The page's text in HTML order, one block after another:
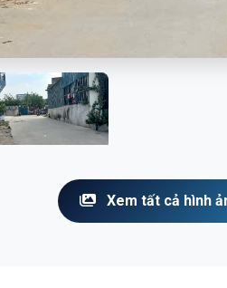
Xem tất cả hình